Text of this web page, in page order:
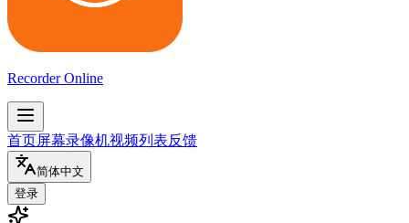
Recorder Online
首页屏幕录像机视频列表反馈
简体中文
登录